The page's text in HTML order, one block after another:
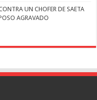
UN CHOFER DE SAETA
AGRAVADO